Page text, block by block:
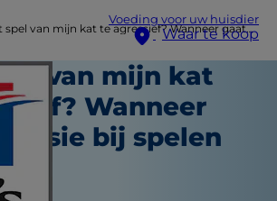
Voeding voor uw huisdier
Waar te koop
van mijn kat te agressief? Wanneer gaat agressie bij spelen te ver?
van mijn kat
Wanneer
bij spelen